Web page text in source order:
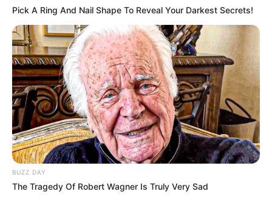
Pick A Ring And Nail Shape To Reveal Your Darkest Secrets!
BUZZ DAY
The Tragedy Of Robert Wagner Is Truly Very Sad